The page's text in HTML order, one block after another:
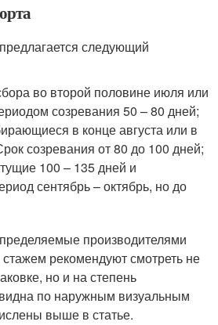
следующий
во второй половине июля или
созревания 50 – 80 дней;
в конце августа или в
созревания от 80 до 100 дней;
100 – 135 дней и
сентябрь – октябрь, но до
производителями
рекомендуют смотреть не
но и на степень
по наружным визуальным
выше в статье.